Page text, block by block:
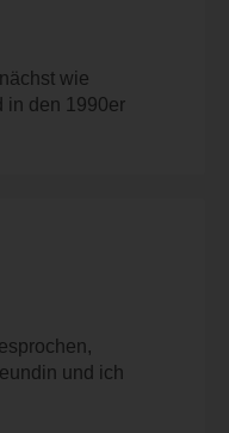
wie
in den 1990er
und ich